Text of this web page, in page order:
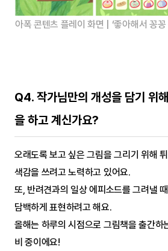
아폭 콘텐츠 플레이 화면 | ‘좋아해서 꽁
Q4. 작가님만의 개성을 담기 위
을 하고 계신가요?
오래도록 보고 싶은 그림을 그리기 위해
색감을 쓰려고 노력하고 있어요.
또, 반려견과의 일상 에피소드를 그려낼
담백하게 표현하려고 해요.
올해는 하루의 시점으로 그림책을 출간하
비 중이에요!